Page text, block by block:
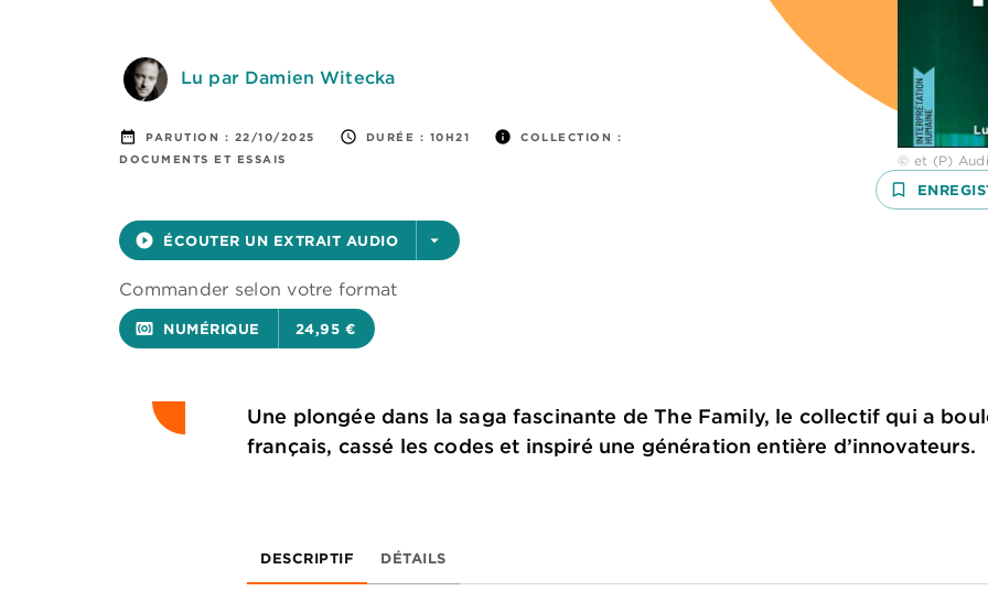
Lu par Damien Witecka
date_range PARUTION : 22/10/2025 access_time DURÉE : 10H21 info
COLLECTION :
DOCUMENTS ET ESSAIS
play_circle_filled ÉCOUTER UN EXTRAIT AUDIO arrow_drop_down
Commander selon votre format
surround_sound NUMÉRIQUE 24,95 €
© et (P)
bookmark_border
Une plongée dans la saga fascinante de The Family, le collectif qui a
français, cassé les codes et inspiré une génération entière d’innovateurs.
DESCRIPTIF DÉTAILS